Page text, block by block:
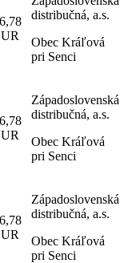
distribučná, a.s.
Obec Kráľová
pri Senci
Západoslovenská
distribučná, a.s.
Obec Kráľová
pri Senci
Západoslovenská
distribučná, a.s.
Obec Kráľová
pri Senci